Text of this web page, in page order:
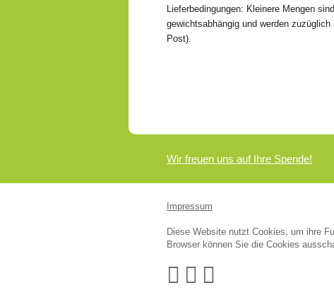
Lieferbedingungen: Kleinere Mengen
gewichtsabhängig und werden
Post).
Wir freuen uns auf Ihre Spende!
Impressum
Diese Website nutzt Cookies, um ihre
Browser können Sie die Cookies